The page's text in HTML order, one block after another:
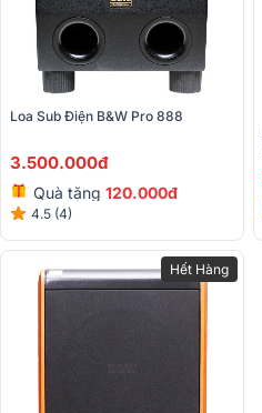
Loa Sub Điện B&W Pro 888
3.500.000đ
Quà tặng 120.000đ
4.5 (4)
Hết Hàng